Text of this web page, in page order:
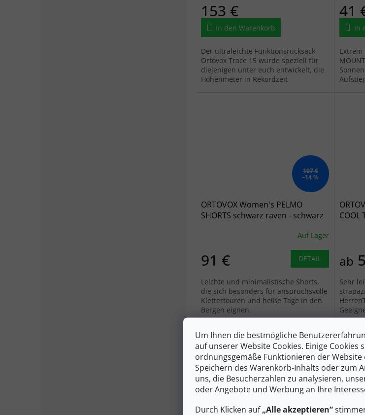
Um Ihnen die bestmögliche
auf unserer Website Cookies. Einige Cookies
ordnungsgemäße Funktionieren der Website
Speichern des Warenkorb-Inhalts oder zum
uns, die Besucherzahlen zu analysieren,
oder Angebote und Werbung an Ihre
Durch Klicken auf„Alle akzeptieren”
153 €
In den Warenkorb
Der ultraleichte Funktionsrucksack
Ortovox Trace 15 wurde speziell für
diejenigen unter euch entwickelt, die
Höhenmeter in Rekordzeit
41
In
Extrem
107 €
–14 %
ORTOVOX Women's PELMO
SHORTS schwarz raven - schwarz
Auf Lager
91 € DETAIL
Leichte und minimalistische Shorts,
die sich besonders für anspruchsvolle
Klettertouren und heiße Tage in den
Bergen eignen.
COOL
ab
Sehr